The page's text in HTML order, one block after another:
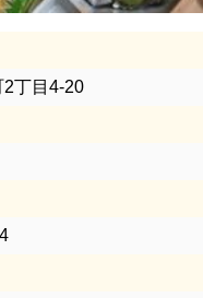
2丁目4-20